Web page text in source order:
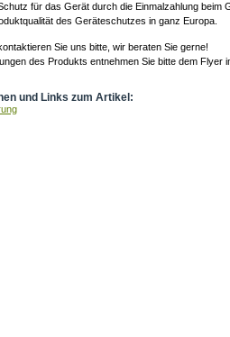
für das Gerät durch die Einmalzahlung beim
des Geräteschutzes in ganz Europa.
Sie uns bitte, wir beraten Sie gerne!
des Produkts entnehmen Sie bitte dem Flyer
und Links zum Artikel: